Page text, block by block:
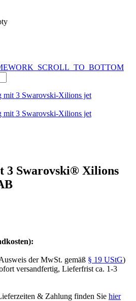
3 Swarovski® Xilions
der MwSt. gemäß § 19 UStG)
versandfertig, Lieferfrist ca. 1-3
& Zahlung finden Sie hier